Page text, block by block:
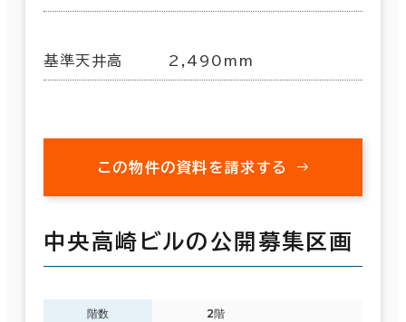
基準天井高 2,490mm
この物件の資料を請求する
中央高崎ビルの公開募集区画
階数 2階